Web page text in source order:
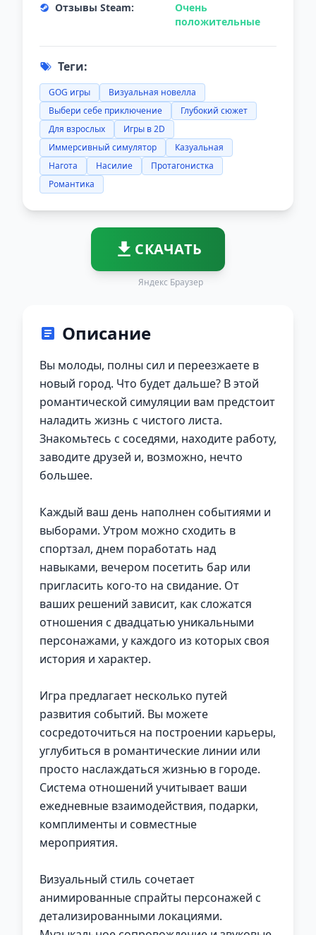
Отзывы Steam:
Очень
положительные
Теги:
GOG игры
Визуальная новелла
Выбери себе приключение
Глубокий сюжет
Для взрослых
Игры в 2D
Иммерсивный симулятор
Казуальная
Нагота
Насилие
Протагонистка
Романтика
СКАЧАТЬ
Яндекс Браузер
Описание
Вы молоды, полны сил и переезжаете в
новый город. Что будет дальше? В этой
романтической симуляции вам предстоит
наладить жизнь с чистого листа.
Знакомьтесь с соседями, находите работу,
заводите друзей и, возможно, нечто
большее.
Каждый ваш день наполнен событиями и
выборами. Утром можно сходить в
спортзал, днем поработать над
навыками, вечером посетить бар или
пригласить кого-то на свидание. От
ваших решений зависит, как сложатся
отношения с двадцатью уникальными
персонажами, у каждого из которых своя
история и характер.
Игра предлагает несколько путей
развития событий. Вы можете
сосредоточиться на построении карьеры,
углубиться в романтические линии или
просто наслаждаться жизнью в городе.
Система отношений учитывает ваши
ежедневные взаимодействия, подарки,
комплименты и совместные
мероприятия.
Визуальный стиль сочетает
анимированные спрайты персонажей с
детализированными локациями.